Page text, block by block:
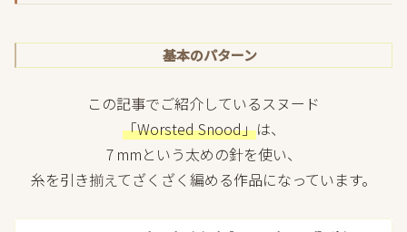
基本のパターン
この記事でご紹介しているスヌード
「Worsted Snood」は、
7 mmという太めの針を使い、
糸を引き揃えてざくざく編める作品になっています。